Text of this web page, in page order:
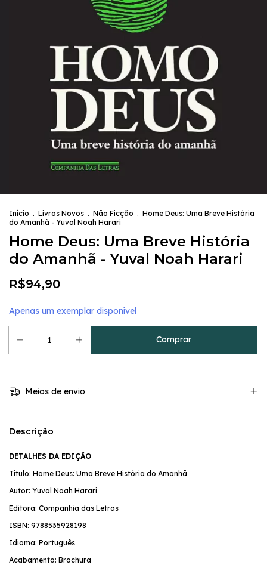
Início . Livros Novos . Não Ficção . Home Deus: Uma Breve História
do Amanhã - Yuval Noah Harari
Home Deus: Uma Breve História
do Amanhã - Yuval Noah Harari
R$94,90
Apenas um exemplar disponível
Meios de envio
Descrição
DETALHES DA EDIÇÃO
Título: Home Deus: Uma Breve História do Amanhã
Autor: Yuval Noah Harari
Editora: Companhia das Letras
ISBN: 9788535928198
Idioma: Português
Acabamento: Brochura